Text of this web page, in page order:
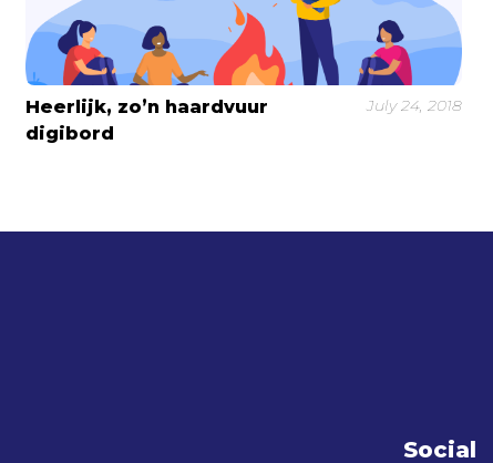
Heerlijk, zo’n haardvuur
digibord
July 24, 2018
Social